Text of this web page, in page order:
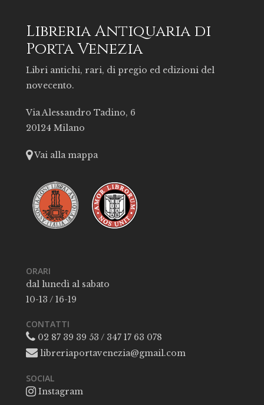
Libreria Antiquaria di
Porta Venezia
Libri antichi, rari, di pregio ed edizioni del
novecento.
Via Alessandro Tadino, 6
20124 Milano
Vai alla mappa
ORARI
dal lunedì al sabato
10-13 / 16-19
CONTATTI
02 87 39 39 53 / 347 17 63 078
libreriaportavenezia@gmail.com
SOCIAL
Instagram